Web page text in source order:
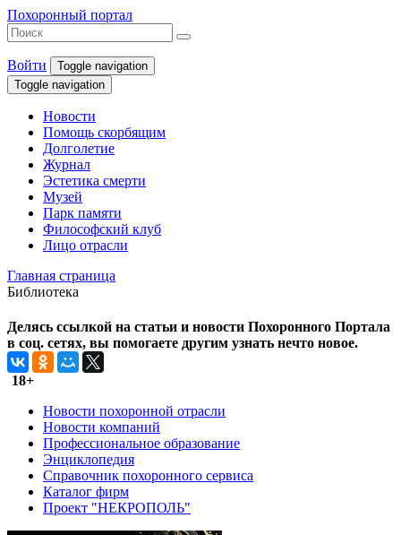
Похоронный портал
Войти
Toggle navigation
Toggle navigation
Новости
Помощь скорбящим
Долголетие
Журнал
Эстетика смерти
Музей
Парк памяти
Философский клуб
Лицо отрасли
Главная страница
Библиотека
Делясь ссылкой на статьи и новости Похоронного Портала
в соц. сетях, вы помогаете другим узнать нечто новое.
18+
Новости похоронной отрасли
Новости компаний
Профессиональное образование
Энциклопедия
Справочник похоронного сервиса
Каталог фирм
Проект "НЕКРОПОЛЬ"